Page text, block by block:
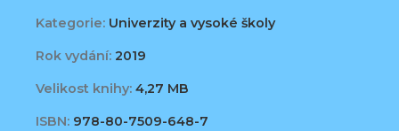
Kategorie: Univerzity a vysoké školy
Rok vydání: 2019
Velikost knihy: 4,27 MB
ISBN: 978-80-7509-648-7